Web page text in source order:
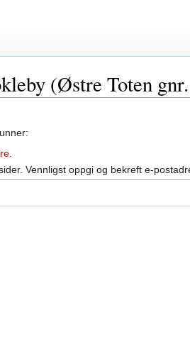
(Østre Toten
Vennligst oppgi og bekreft e-